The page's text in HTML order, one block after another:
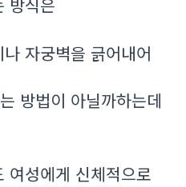
방식은
자궁벽을 긁어내어
방법이 아닐까하는데
여성에게 신체적으로